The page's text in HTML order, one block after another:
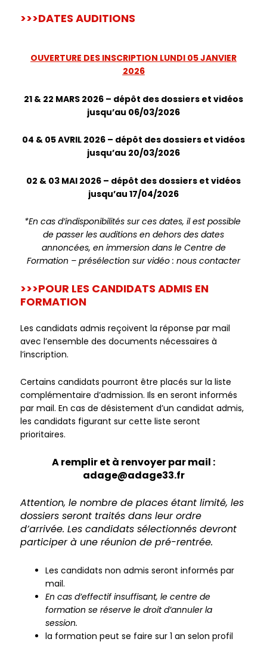
>>>DATES AUDITIONS
OUVERTURE DES INSCRIPTION LUNDI 05 JANVIER
2026
21 & 22 MARS 2026 – dépôt des dossiers et vidéos
jusqu’au 06/03/2026
04 & 05 AVRIL 2026 – dépôt des dossiers et vidéos
jusqu’au 20/03/2026
02 & 03 MAI 2026 – dépôt des dossiers et vidéos
jusqu’au 17/04/2026
*En cas d’indisponibilités sur ces dates, il est possible
de passer les auditions en dehors des dates
annoncées, en immersion dans le Centre de
Formation – présélection sur vidéo : nous contacter
>>>POUR LES CANDIDATS ADMIS EN
FORMATION
Les candidats admis reçoivent la réponse par mail
avec l’ensemble des documents nécessaires à
l’inscription.
Certains candidats pourront être placés sur la liste
complémentaire d’admission. Ils en seront informés
par mail. En cas de désistement d’un candidat admis,
les candidats figurant sur cette liste seront
prioritaires.
A remplir et à renvoyer par mail :
adage@adage33.fr
Attention, le nombre de places étant limité, les
dossiers seront traités dans leur ordre
d’arrivée. Les candidats sélectionnés devront
participer à une réunion de pré-rentrée.
Les candidats non admis seront informés par
mail.
En cas d’effectif insuffisant, le centre de
formation se réserve le droit d’annuler la
session.
la formation peut se faire sur 1 an selon profil